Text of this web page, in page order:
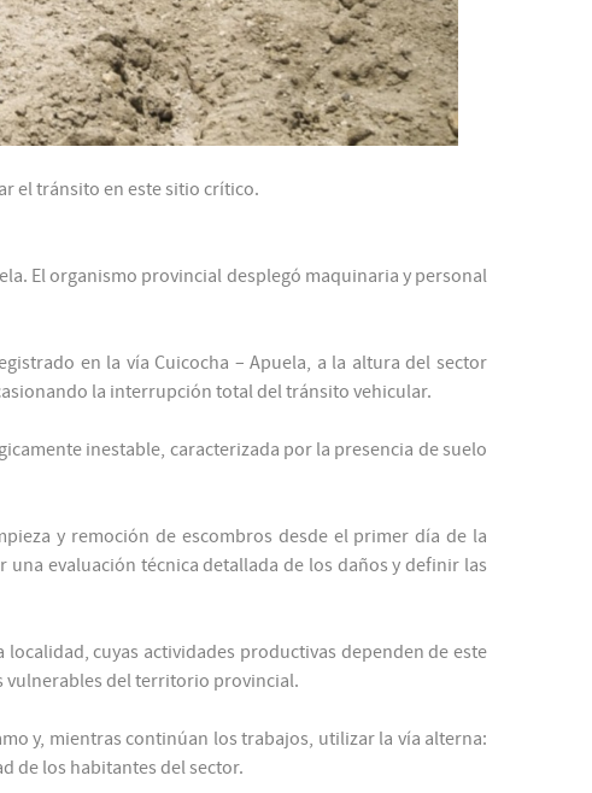
el tránsito en este sitio crítico.
El organismo provincial desplegó maquinaria y personal
en la vía Cuicocha – Apuela, a la altura del sector
la interrupción total del tránsito vehicular.
inestable, caracterizada por la presencia de suelo
y remoción de escombros desde el primer día de la
evaluación técnica detallada de los daños y definir las
cuyas actividades productivas dependen de este
vulnerables del territorio provincial.
y, mientras continúan los trabajos, utilizar la vía alterna:
de los habitantes del sector.